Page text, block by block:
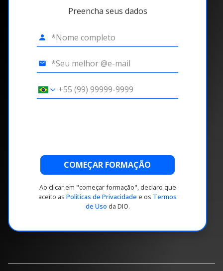
Preencha seus dados
COMEÇAR FORMAÇÃO
Ao clicar em "começar formação", declaro que
aceito as Políticas de Privacidade e os Termos
de Uso da DIO.